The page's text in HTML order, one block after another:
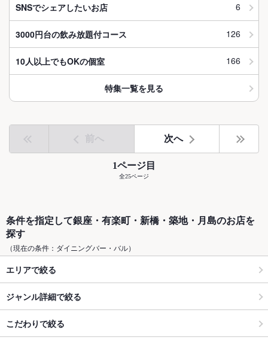
SNSでシェアしたいお店 6
3000円台の飲み放題付コース 126
10人以上でもOKの個室 166
特集一覧を見る
前へ 次へ
1ページ目
全25ページ
条件を指定して銀座・有楽町・新橋・築地・月島のお店を
探す
（現在の条件：ダイニングバー・バル）
エリアで絞る
ジャンル詳細で絞る
こだわりで絞る